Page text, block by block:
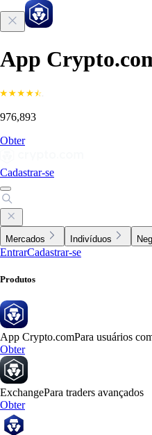
App
976,893
Obter
Cadastrar-se
Mercados Indivíduos
EntrarCadastrar-se
Produtos
App Crypto.comPara usuários
Obter
ExchangePara traders avançados
Obter